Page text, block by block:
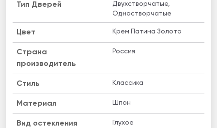
Тип Дверей
Двухстворчатые,
Одностворчатые
Цвет Крем Патина Золото
Страна
производитель
Россия
Стиль Классика
Материал Шпон
Вид остекления Глухое